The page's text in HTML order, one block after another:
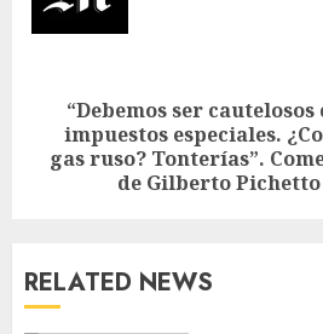
“Debemos ser cautelosos
impuestos especiales.
gas ruso? Tonterías”.
de Gilberto
RELATED NEWS